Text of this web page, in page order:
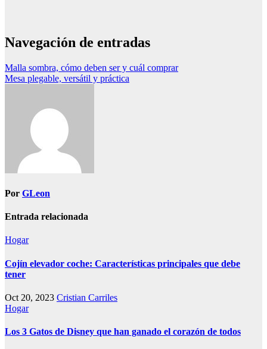
Navegación de entradas
Malla sombra, cómo deben ser y cuál comprar
Mesa plegable, versátil y práctica
Por GLeon
Entrada relacionada
Hogar
Cojín elevador coche: Características principales que debe
tener
Oct 20, 2023 Cristian Carriles
Hogar
Los 3 Gatos de Disney que han ganado el corazón de todos